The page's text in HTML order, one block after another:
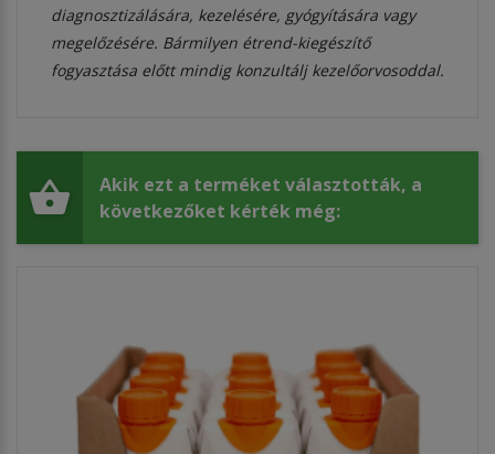
diagnosztizálására, kezelésére, gyógyítására vagy
megelőzésére. Bármilyen étrend-kiegészítő
fogyasztása előtt mindig konzultálj kezelőorvosoddal.
Akik ezt a terméket választották, a
következőket kérték még: